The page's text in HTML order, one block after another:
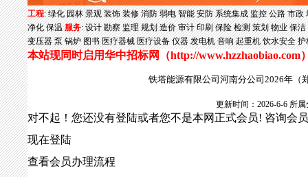
工程:绿化 园林 景观 装饰 装修 消防 弱电 智能 安防 系统集成 监控 公路 市政
净化 保温 服务:设计 勘察 监理 规划 造价 审计 印刷 保险 检测 策划 物业 保洁
变压器 泵 锅炉 图书 医疗器械 医疗设备 仪器 发电机 音响 起重机 饮水安全 护
本站现同时启用华中招标网（http://www.hzzhaobiao.com
铁塔能源有限公司河南分公司2026年（
更新时间：2026-6-6
对不起！您还没有登陆或者您不是本网正式会员! 咨询会
现在登陆
查看会员办理流程